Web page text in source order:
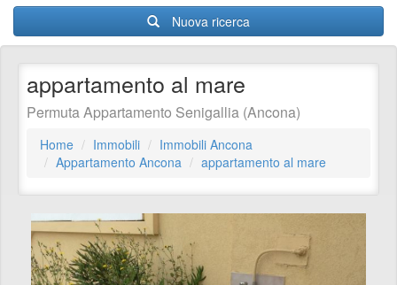
Nuova ricerca
appartamento al mare
Permuta Appartamento Senigallia (Ancona)
Home Immobili
Immobili Ancona
Appartamento Ancona
appartamento al mare